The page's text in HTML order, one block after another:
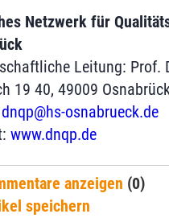
Netzwerk für
Leitung: Prof.
19 40, 49009
dnqp@hs-osnabrueck.de
www.dnqp.de
anzeigen (0)
speichern